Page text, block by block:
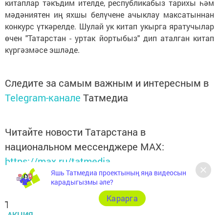
китаплар тәкъдим ителде, республикабыз тарихы һәм
мәдәниятен иң яхшы белүчене ачыклау максатыннан
конкурс үткәрелде. Шулай ук китап укырга яратучылар
өчен "Татарстан - уртак йортыбыз" дип аталган китап
күргәзмәсе эшләде.
Следите за самым важным и интересным в
Telegram-канале Татмедиа
Читайте новости Татарстана в
национальном мессенджере MАХ:
https://max.ru/tatmedia
Теги:
Яшь Татмедиа проектының яңа видеосын
карадыгызмы әле?
Карарга